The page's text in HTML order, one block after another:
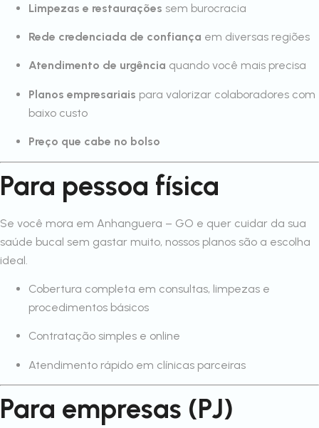
Limpezas e restaurações sem burocracia
Rede credenciada de confiança em diversas regiões
Atendimento de urgência quando você mais precisa
Planos empresariais para valorizar colaboradores com
baixo custo
Preço que cabe no bolso
Para pessoa física
Se você mora em Anhanguera – GO e quer cuidar da sua
saúde bucal sem gastar muito, nossos planos são a escolha
ideal.
Cobertura completa em consultas, limpezas e
procedimentos básicos
Contratação simples e online
Atendimento rápido em clínicas parceiras
Para empresas (PJ)